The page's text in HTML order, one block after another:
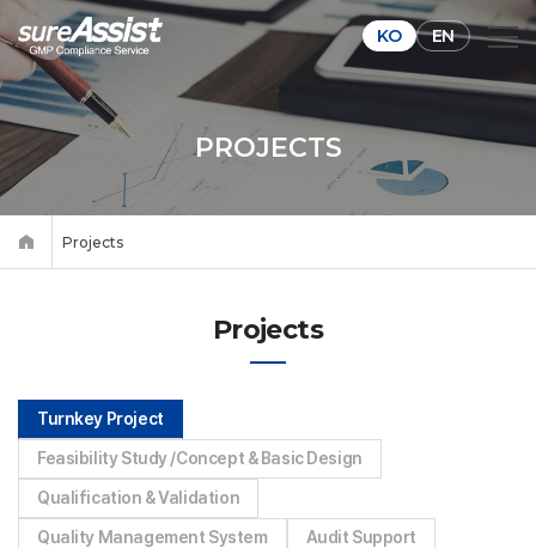
KO EN
PROJECTS
Projects
Projects
Turnkey Project
Feasibility Study /Concept & Basic Design
Qualification & Validation
Quality Management System Audit Support